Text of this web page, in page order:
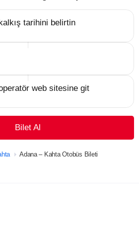
tarihini belirtin
web sitesine git
Bilet Al
Adana – Kahta Otobüs Bileti